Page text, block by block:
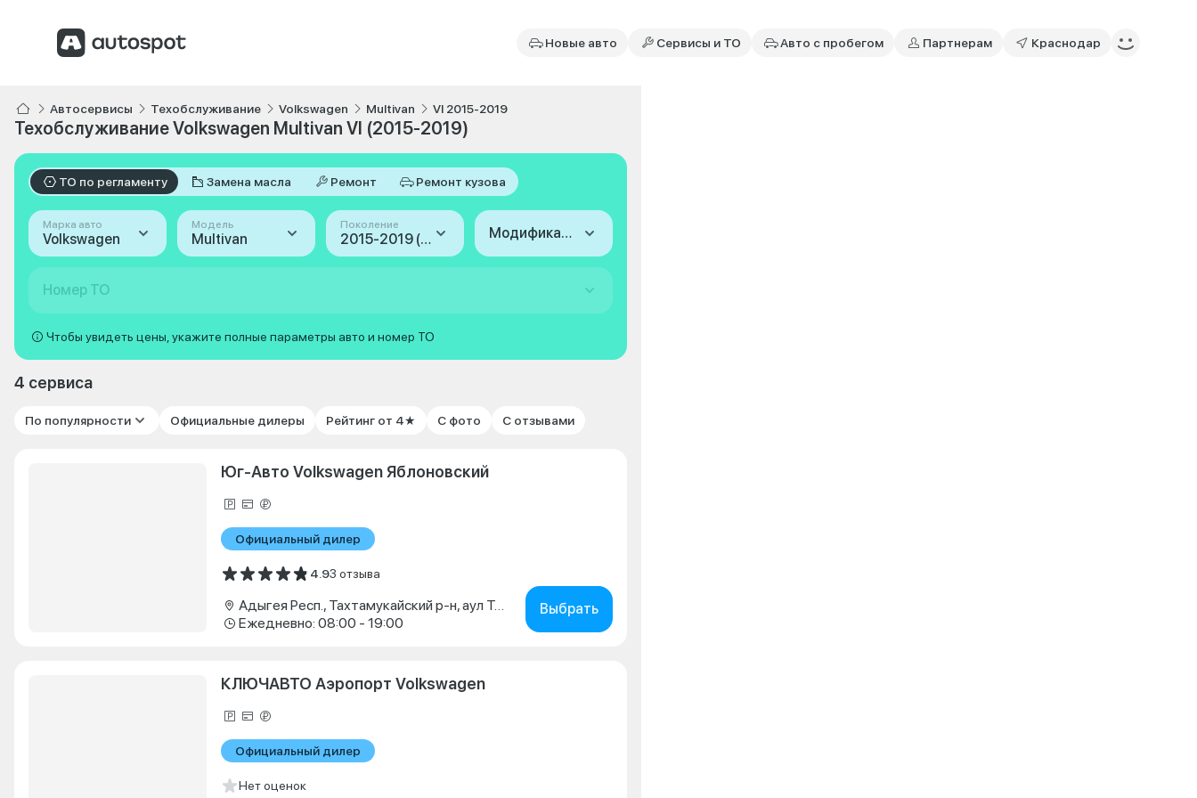
Новые авто Сервисы и ТО Авто с пробегом Партнерам Краснодар
Автосервисы Техобслуживание Volkswagen Multivan VI 2015-2019
Техобслуживание Volkswagen Multivan VI (2015-2019)
ТО по регламенту Замена масла Ремонт Ремонт кузова
Марка авто
Volkswagen
Модель
Multivan
Поколение
2015-2019 (VI) Модификация
Номер ТО
Чтобы увидеть цены, укажите полные параметры авто и номер ТО
4 сервиса
По популярности Официальные дилеры Рейтинг от 4★ С фото С отзывами
Юг-Авто Volkswagen Яблоновский
Официальный дилер
4.93 отзыва
Адыгея Респ., Тахтамукайский р-н, аул Тахтамукай, ул. Краснодарская, д. 3
Ежедневно: 08:00 - 19:00
Выбрать
КЛЮЧАВТО Аэропорт Volkswagen
Официальный дилер
Нет оценок